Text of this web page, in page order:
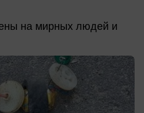
на мирных людей и